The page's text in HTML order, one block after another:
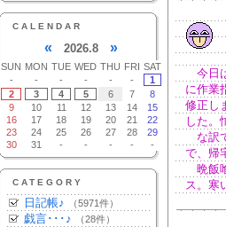
CALENDAR
« 2026.8 »
SUN MON TUE WED THU FRI SAT
-
- - - - -
1
2
3 4 5 6 7
8
9
10 11 12 13 14
15
16
17 18 19 20 21
22
23
24 25 26 27 28
29
30
31 - - - - -
CATEGORY
日記帳♪ （5971件）
戯言･･･♪ （28件）
今日
に作業
修正し
した。
な訳
で、帰
晩飯
ス。寒